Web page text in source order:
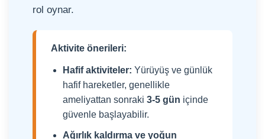
rol oynar.
Aktivite önerileri:
Hafif aktiviteler: Yürüyüş ve günlük
hafif hareketler, genellikle
ameliyattan sonraki 3-5 gün içinde
güvenle başlayabilir.
Ağırlık kaldırma ve yoğun